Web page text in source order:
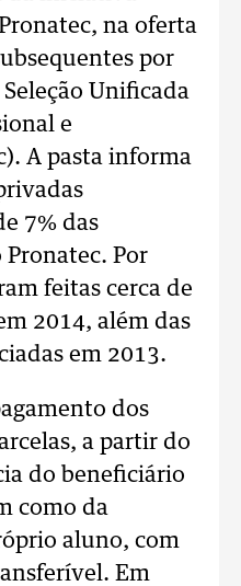
na oferta
por
Unificada
e
A pasta informa
7% das
Por
feitas cerca de
2014, além das
em 2013.
dos
a partir do
do beneficiário
como da
aluno, com
Em